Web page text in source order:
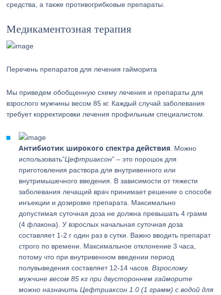
средства, а также противогрибковые препараты.
Медикаментозная терапия
Перечень препаратов для лечения гайморита
Мы приведем обобщенную схему лечения и препараты для
взрослого мужчины весом 85 кг. Каждый случай заболевания
требует корректировки лечения профильным специалистом.
Антибиотик широкого спектра действия . Можно
использовать”Цефтриаксон” – это порошок для
приготовления раствора для внутривенного или
внутримышечного введения. В зависимости от тяжести
заболевания лечащий врач принимает решение о способе
инъекции и дозировке препарата. Максимально
допустимая суточная доза не должна превышать 4 грамм
(4 флакона). У взрослых начальная суточная доза
составляет 1-2 г один раз в сутки. Важно вводить препарат
строго по времени. Максимальное отклонение 3 часа,
потому что при внутривенном введении период
полувыведения составляет 12-14 часов.Взрослому
мужчине весом 85 кг при двустороннем гайморите
можно назначить Цефтриаксон 1.0 (1 грамм) с водой для